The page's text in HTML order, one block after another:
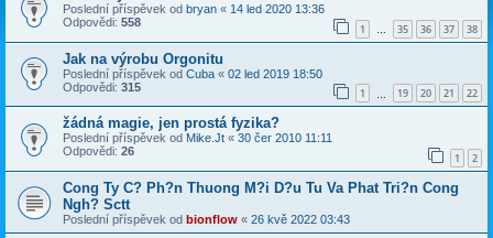
Poslední příspěvek od bryan « 14 led 2020 13:36
Odpovědi: 558 1 … 35 36 37 38
Jak na výrobu Orgonitu
Poslední příspěvek od Cuba « 02 led 2019 18:50
Odpovědi: 315 1 19 20 21 22
žádná magie, jen prostá fyzika?
Poslední příspěvek od Mike.Jt « 30 čer 2010 11:11
Odpovědi: 26 1 2
Cong Ty C? Ph?n Thuong M?i D?u Tu Va Phat Tri?n Cong
Ngh? Sctt
Poslední příspěvek od bionflow « 26 kvě 2022 03:43